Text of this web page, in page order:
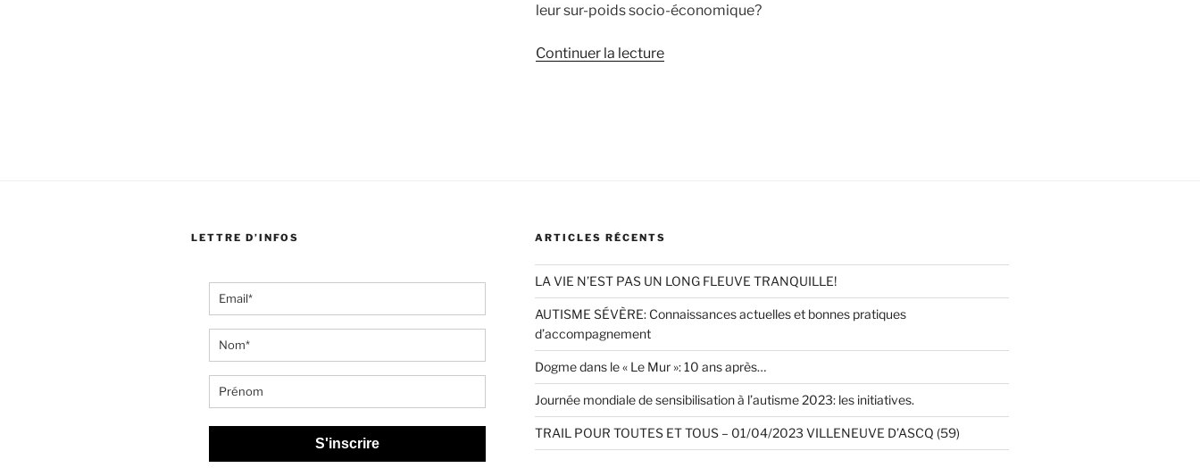
leur sur-poids socio-économique?
Continuer la lecturede
LETTRE D’INFOS
S'inscrire
ARTICLES RÉCENTS
LA VIE N’EST PAS UN LONG FLEUVE TRANQUILLE!
AUTISME SÉVÈRE: Connaissances actuelles et bonnes pratiques
d’accompagnement
Dogme dans le « Le Mur »: 10 ans après…
Journée mondiale de sensibilisation à l’autisme 2023: les initiatives.
TRAIL POUR TOUTES ET TOUS – 01/04/2023 VILLENEUVE D’ASCQ (59)